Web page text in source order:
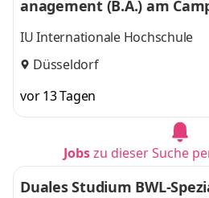
anagement (B.A.) am
IU Internationale Hochschule
Düsseldorf
vor 13 Tagen
Jobszu dieser Suche
Duales Studium BWL-